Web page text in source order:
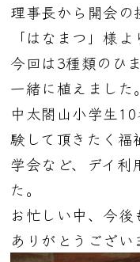
理事長から開会の
「はなまつ」様
今回は3種類のひ
一緒に植えました。
中太閤山小学生
験して頂きたく
学会など、デイ利
た。
お忙しい中、今後
ありがとうござい